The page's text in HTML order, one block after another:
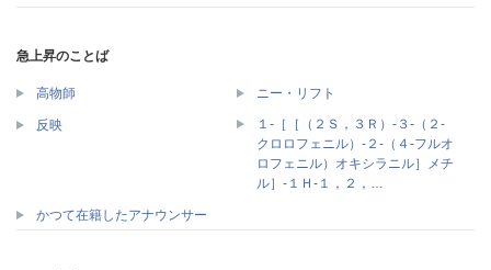
急上昇のことば
高物師 ニー・リフト
反映
１‐［［（２Ｓ，３Ｒ）‐３‐（２‐
クロロフェニル）‐２‐（４‐フルオ
ロフェニル）オキシラニル］メチ
ル］‐１Ｈ‐１，２，…
かつて在籍したアナウンサー